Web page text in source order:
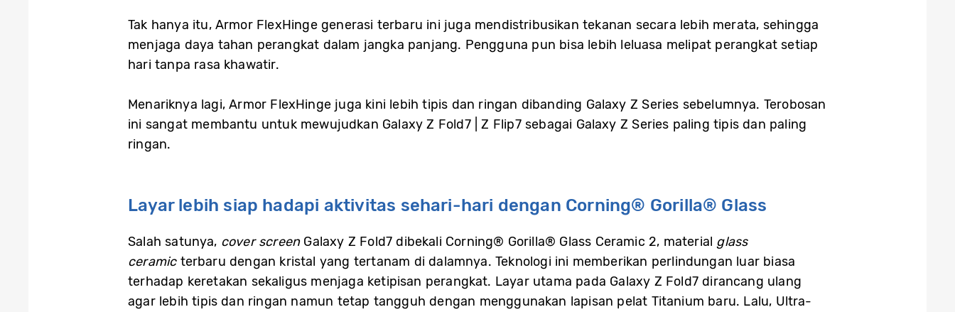
Tak hanya itu, Armor FlexHinge generasi terbaru ini juga mendistribusikan tekanan secara lebih merata, sehingga
menjaga daya tahan perangkat dalam jangka panjang. Pengguna pun bisa lebih leluasa melipat perangkat setiap
hari tanpa rasa khawatir.
Menariknya lagi, Armor FlexHinge juga kini lebih tipis dan ringan dibanding Galaxy Z Series sebelumnya. Terobosan
ini sangat membantu untuk mewujudkan Galaxy Z Fold7 | Z Flip7 sebagai Galaxy Z Series paling tipis dan paling
ringan.
Layar lebih siap hadapi aktivitas sehari-hari dengan Corning® Gorilla® Glass
Salah satunya, cover screenGalaxy Z Fold7 dibekali Corning® Gorilla® Glass Ceramic 2, material glass
ceramicterbaru dengan kristal yang tertanam di dalamnya. Teknologi ini memberikan perlindungan luar biasa
terhadap keretakan sekaligus menjaga ketipisan perangkat. Layar utama pada Galaxy Z Fold7 dirancang ulang
agar lebih tipis dan ringan namun tetap tangguh dengan menggunakan lapisan pelat Titanium baru. Lalu, Ultra-